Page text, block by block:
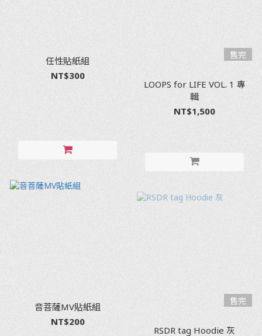
任性貼紙組
NT$300
售完
LOOPS for LIFE VOL. 1 專
輯
NT$1,500
音菩薩MV貼紙組
NT$200
售完
RSDR tag Hoodie 灰